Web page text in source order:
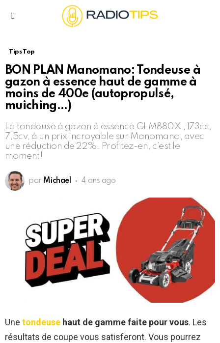
Tips Top
BON PLAN Manomano: Tondeuse à
gazon à essence haut de gamme à
moins de 400e (autopropulsé,
muiching…)
La tondeuse à gazon à essence GLM880X , 173cc,
7,5cv, à un prix incroyable sur Manomano, avec
une réduction de 22%. Profitez-en, c’est le
moment!
par Michael 4 ans ago
Une tondeuse haut de gamme faite pour vous. Les
résultats de coupe vous satisferont. Vous pourrez